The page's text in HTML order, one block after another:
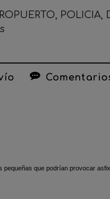
POLICIA,
pequeñas que podrían provocar